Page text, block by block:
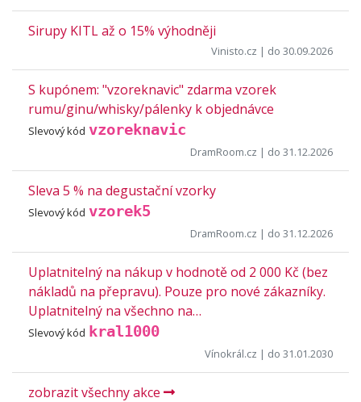
Sirupy KITL až o 15% výhodněji
Vinisto.cz | do 30.09.2026
S kupónem: "vzoreknavic" zdarma vzorek
rumu/ginu/whisky/pálenky k objednávce
Slevový kód vzoreknavic
DramRoom.cz | do 31.12.2026
Sleva 5 % na degustační vzorky
Slevový kód vzorek5
DramRoom.cz | do 31.12.2026
Uplatnitelný na nákup v hodnotě od 2 000 Kč (bez
nákladů na přepravu). Pouze pro nové zákazníky.
Uplatnitelný na všechno na…
Slevový kód kral1000
Vínokrál.cz | do 31.01.2030
zobrazit všechny akce